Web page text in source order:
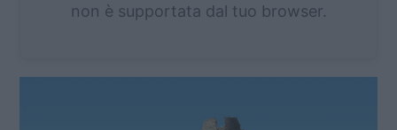
non è supportata dal tuo browser.